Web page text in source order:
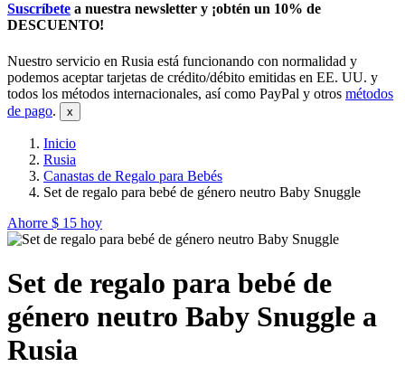
Suscríbete a nuestra newsletter y ¡obtén un 10% de
DESCUENTO!
Nuestro servicio en Rusia está funcionando con normalidad y
podemos aceptar tarjetas de crédito/débito emitidas en EE. UU. y
todos los métodos internacionales, así como PayPal y otros métodos
de pago.
Inicio
Rusia
Canastas de Regalo para Bebés
Set de regalo para bebé de género neutro Baby Snuggle
Ahorre $ 15 hoy
Set de regalo para bebé de
género neutro Baby Snuggle a
Rusia